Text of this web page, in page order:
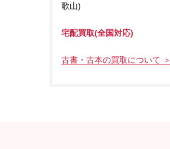
歌山)
宅配買取(全国対応)
古書・古本の買取について ＞